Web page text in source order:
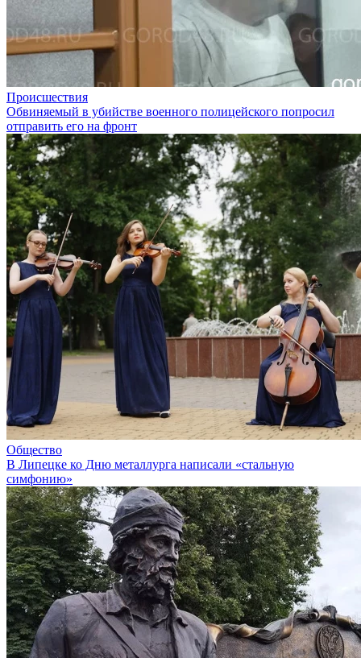
Происшествия
Обвиняемый в убийстве военного полицейского попросил
отправить его на фронт
Общество
В Липецке ко Дню металлурга написали «стальную
симфонию»